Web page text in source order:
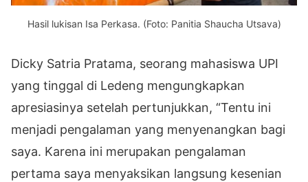
Hasil lukisan Isa Perkasa. (Foto: Panitia Shaucha Utsava)
Dicky Satria Pratama, seorang mahasiswa UPI
yang tinggal di Ledeng mengungkapkan
apresiasinya setelah pertunjukkan, “Tentu ini
menjadi pengalaman yang menyenangkan bagi
saya. Karena ini merupakan pengalaman
pertama saya menyaksikan langsung kesenian